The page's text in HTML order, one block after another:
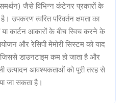
जैसे विभिन्न कंटेनर प्रकारों के
उपकरण त्वरित परिवर्तन क्षमता का
या कार्टन आकारों के बीच स्विच करने के
और रेसिपी मेमोरी सिस्टम को याद
डाउनटाइम कम हो जाता है और
उत्पादन आवश्यकताओं को पूरी तरह से
जा सकता है।